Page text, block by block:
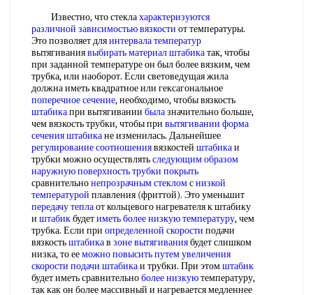
Известно, что стеклахарактеризуются
различной зависимостью вязкости от температуры.
Это позволяет дляинтервала температур
вытягиваниявыбирать материалштабикатак, чтобы
при заданной температуре он был более вязким, чем
трубка, или наоборот. Если световедущая жила
должна иметь квадратное или гексагональное
поперечное сечение, необходимо, чтобы вязкость
штабикапри вытягивании былазначительно больше,
чем вязкость трубки, чтобы при вытягивании форма
сеченияштабикане изменилась. Дальнейшее
регулирование соотношениявязкостей штабикаи
трубки можно осуществлятьследующим образом
наружную поверхностьтрубки покрыть
сравнительнонепрозрачным стекломснизкой
температурой плавления (фриттой). Это уменьшит
передачу теплаот кольцевого нагревателя к штабику
и штабикбудетиметь болеенизкую температуру, чем
трубка. Если при определенной скорости подачи
вязкостьштабикав зоне вытягиваниябудет слишком
низка, то ееможно повыситьпутем увеличения
скорости подачи штабикаи трубки. При этомштабик
будет иметь сравнительноболее низкуютемпературу,
так как он более массивный и нагревается медленнее